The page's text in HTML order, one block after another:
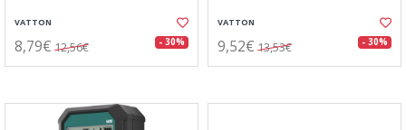
VATTON
8,79€ 12,56€ - 30%
VATTON
9,52€ 13,53€ - 30%